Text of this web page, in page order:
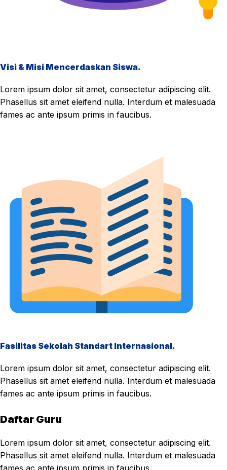
Visi & Misi Mencerdaskan Siswa.
Lorem ipsum dolor sit amet, consectetur adipiscing elit.
Phasellus sit amet eleifend nulla. Interdum et malesuada
fames ac ante ipsum primis in faucibus.
Fasilitas Sekolah Standart Internasional.
Lorem ipsum dolor sit amet, consectetur adipiscing elit.
Phasellus sit amet eleifend nulla. Interdum et malesuada
fames ac ante ipsum primis in faucibus.
Daftar Guru
Lorem ipsum dolor sit amet, consectetur adipiscing elit.
Phasellus sit amet eleifend nulla. Interdum et malesuada
fames ac ante ipsum primis in faucibus.